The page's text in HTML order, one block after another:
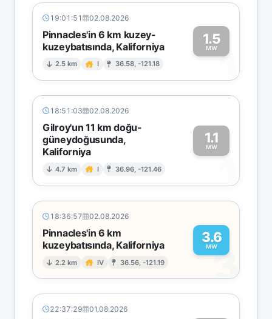
19:01:51 02.08.2026
Pinnacles'in 6 km kuzey-
kuzeybatısında, Kaliforniya
2.5 km I 36.58, -121.18
1.5
MW1
18:51:03 02.08.2026
Gilroy'un 11 km doğu-
güneydoğusunda,
Kaliforniya
4.7 km I 36.96, -121.46
1.1
MW
1
18:36:57 02.08.2026
Pinnacles'in 6 km
kuzeybatısında, Kaliforniya
2.2 km IV 36.56, -121.19
3.6
MW
3
22:37:29 01.08.2026